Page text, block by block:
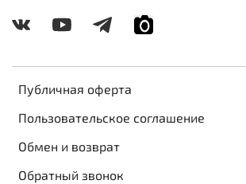
Публичная оферта
Пользовательское соглашение
Обмен и возврат
Обратный звонок